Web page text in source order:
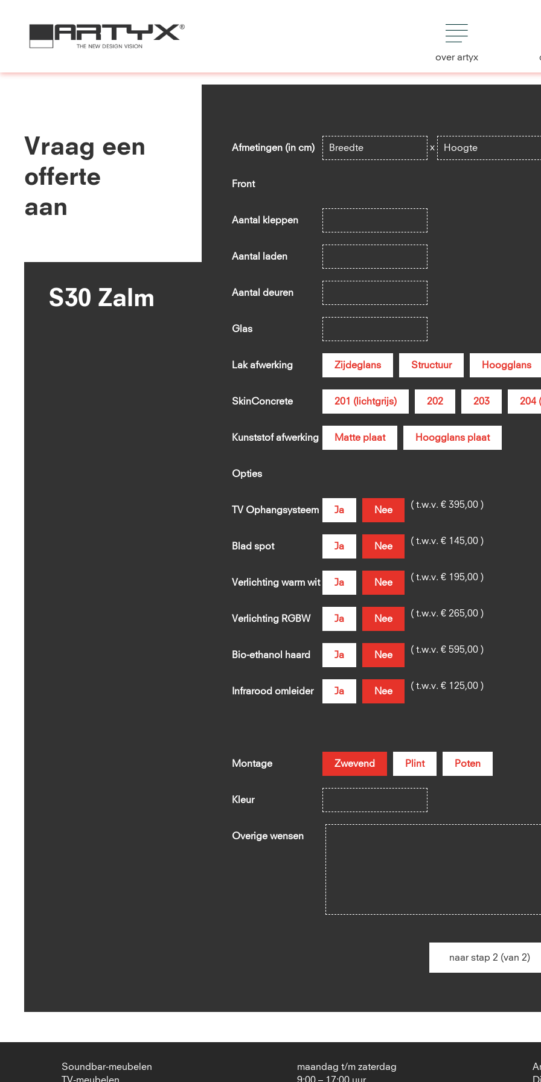
over artyx
Vraag een
offerte
aan
S30 Zalm
Afmetingen (in cm) x
Front
Aantal kleppen
Aantal laden
Aantal deuren
Glas
Lak afwerking Zijdeglans Structuur Hoogglans
SkinConcrete 201 (lichtgrijs) 202 203 204
Kunststof afwerking Matte plaat Hoogglans plaat
Opties
TV Ophangsysteem Ja Nee
( t.w.v. € 395,00 )
Blad spot Ja Nee
( t.w.v. € 145,00 )
Verlichting warm wit Ja Nee
( t.w.v. € 195,00 )
Verlichting RGBW Ja Nee
( t.w.v. € 265,00 )
Bio-ethanol haard Ja Nee
( t.w.v. € 595,00 )
Infrarood omleider Ja Nee
( t.w.v. € 125,00 )
Montage Zwevend Plint Poten
Kleur
Overige wensen
naar stap 2 (van 2)
Soundbar-meubelen
maandag t/m zaterdag